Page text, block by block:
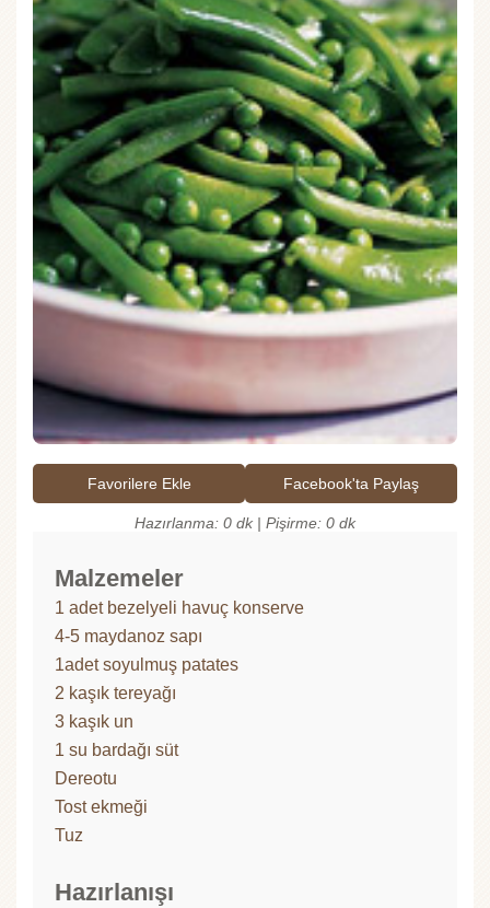
Favorilere Ekle Facebook'ta Paylaş
Hazırlanma: 0 dk | Pişirme: 0 dk
Malzemeler
1 adet bezelyeli havuç konserve
4-5 maydanoz sapı
1adet soyulmuş patates
2 kaşık tereyağı
3 kaşık un
1 su bardağı süt
Dereotu
Tost ekmeği
Tuz
Hazırlanışı